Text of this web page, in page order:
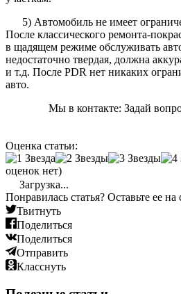
5) Автомобиль не имеет
После классического ремонта-
в щадящем режиме обслуживать
недостаточно твердая, должна
и т.д. После PDR нет никаких
авто.
Мы в контакте: Задай
Оценка статьи:
оценок нет)
Загрузка...
Понравилась статья? Оставьте ее
Твитнуть
Поделиться
Поделиться
Отправить
Класснуть